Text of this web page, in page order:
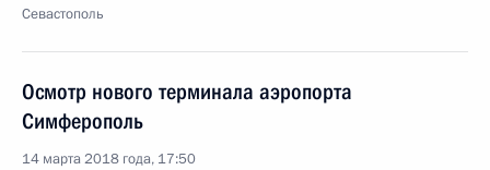
Севастополь
Осмотр нового терминала аэропорта
Симферополь
14 марта 2018 года, 17:50